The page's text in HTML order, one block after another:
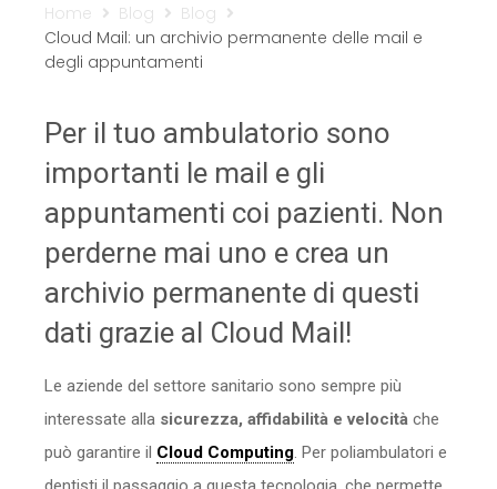
Home Blog
Blog
Cloud Mail: un archivio permanente delle mail e
degli appuntamenti
Per il tuo ambulatorio sono
importanti le mail e gli
appuntamenti coi pazienti. Non
perderne mai uno e crea un
archivio permanente di questi
dati grazie al Cloud Mail!
Le aziende del settore sanitario sono sempre più
interessate alla sicurezza, affidabilità e velocità che
può garantire il Cloud Computing. Per poliambulatori e